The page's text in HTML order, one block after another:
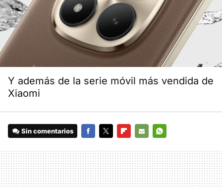
Y además de la serie móvil más vendida de
Xiaomi
Sin comentarios
MAIL